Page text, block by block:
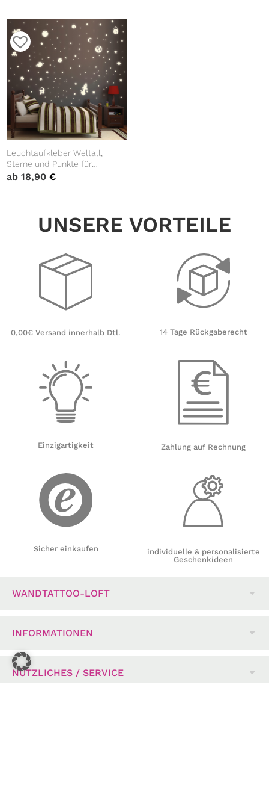
Leuchtaufkleber Weltall,
Sterne und Punkte für
Sternenhimmel Wandtattoo
ab18,90€
UNSERE VORTEILE
0,00€ Versand innerhalb Dtl.
Einzigartigkeit
Sicher einkaufen
14 Tage Rückgaberecht
Zahlung auf Rechnung
individuelle & personalisierte
Geschenkideen
WANDTATTOO-LOFT
INFORMATIONEN
NÜTZLICHES / SERVICE